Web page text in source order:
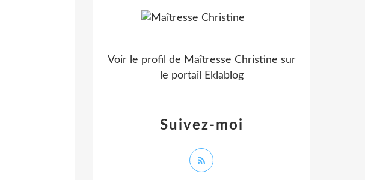
Suivez-moi
Voir le profil de Maîtresse Christine sur
le portail Eklablog